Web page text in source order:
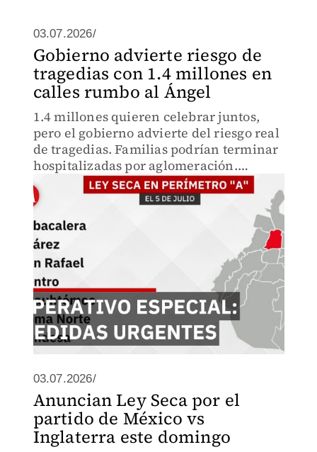
03.07.2026/
Gobierno advierte riesgo de
tragedias con 1.4 millones en
calles rumbo al Ángel
1.4 millones quieren celebrar juntos,
pero el gobierno advierte del riesgo real
de tragedias. Familias podrían terminar
hospitalizadas por aglomeración.
Descubre cómo las autoridades buscan
que celebremos seguros y regresemos a
casa con vida.
03.07.2026/
Anuncian Ley Seca por el
partido de México vs
Inglaterra este domingo